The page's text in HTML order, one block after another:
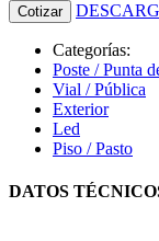
Cotizar
Categorías:
Poste / Punta
Vial / Pública
Exterior
Led
Piso / Pasto
DATOS